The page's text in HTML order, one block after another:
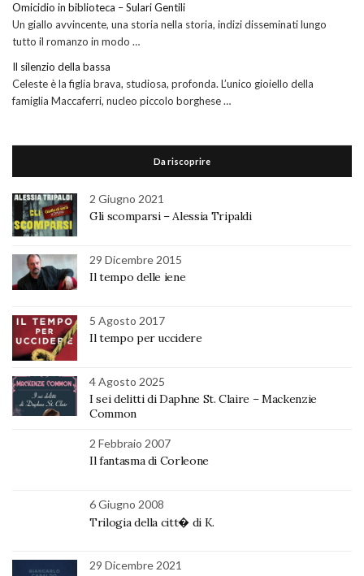
Omicidio in biblioteca – Sulari Gentili
Un giallo avvincente, una storia nella storia, indizi disseminati lungo
tutto il romanzo in modo …
Il silenzio della bassa
Celeste è la figlia brava, studiosa, profonda. L’unico gioiello della
famiglia Maccaferri, nucleo piccolo borghese …
Da riscoprire
2 Giugno 2021
Gli scomparsi – Alessia Tripaldi
29 Dicembre 2015
Il tempo delle iene
5 Agosto 2017
Il tempo per uccidere
4 Agosto 2025
I sei delitti di Daphne St. Claire – Mackenzie
Common
2 Febbraio 2007
Il fantasma di Corleone
6 Giugno 2008
Trilogia della citt� di K.
29 Dicembre 2021